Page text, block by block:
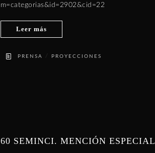
m=categorias&id=2902&cid=22
Leer más
PRENSA / PROYECCIONES
60 SEMINCI. MENCIÓN ESPECIAL